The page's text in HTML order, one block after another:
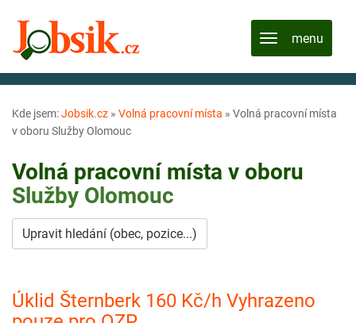
Kde jsem:Jobsik.cz » Volná pracovní místa » Volná pracovní místa
v oboru Služby Olomouc
Volná pracovní místa v oboru
Služby Olomouc
Upravit hledání (obec, pozice...)
Úklid Šternberk 160 Kč/h Vyhrazeno